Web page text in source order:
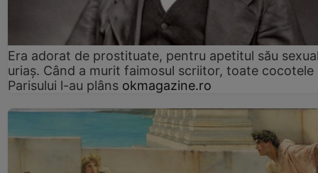
Era adorat de prostituate, pentru apetitul său
uriaș. Când a murit faimosul scriitor, toate cocotele
Parisului l-au plâns okmagazine.ro